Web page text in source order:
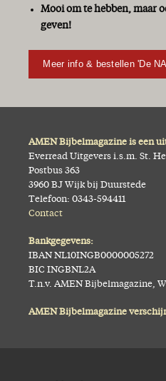
Mooi om te hebben, maar
geven!
Meer info & bestellen 'De
AMEN Bijbelmagazine is een
Everread Uitgevers i.s.m. St.
Postbus 363
3960 BJ Wijk bij Duurstede
Telefoon: 0343-594411
Contact
Bankgegevens:
IBAN NL10INGB0000005272
BIC INGBNL2A
T.n.v. AMEN Bijbelmagazine,
AMEN Bijbelmagazine